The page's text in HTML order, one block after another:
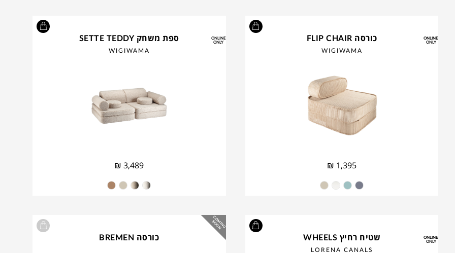
ONLINE
ONLY כורסה FLIP CHAIR
WIGIWAMA
₪ 1,395
ONLINE
ONLY ספת משחק SETTE TEDDY
WIGIWAMA
₪ 3,489
ONLINE
ONLY שטיח רחיץ WHEELS
LORENA CANALS
C
O
M
IN
G
S
O
O
N
כורסה BREMEN